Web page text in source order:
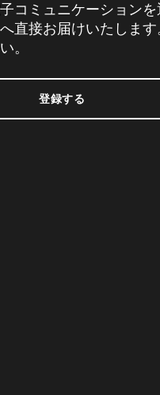
コミュニケーションを
直接お届けいたしま
。
登録する